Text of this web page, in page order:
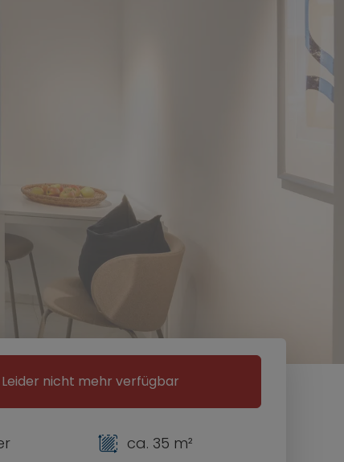
Leider nicht mehr verfügbar
ca. 35 m²